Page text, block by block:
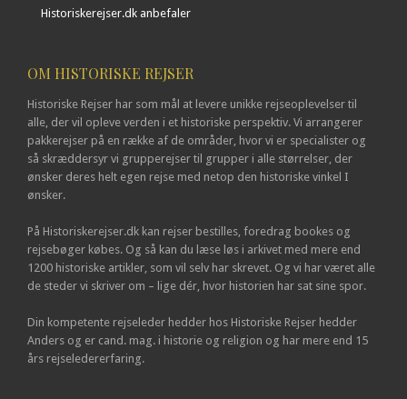
Historiskerejser.dk anbefaler
OM HISTORISKE REJSER
Historiske Rejser har som mål at levere unikke rejseoplevelser til
alle, der vil opleve verden i et historiske perspektiv. Vi arrangerer
pakkerejser på en række af de områder, hvor vi er specialister og
så skræddersyr vi grupperejser til grupper i alle størrelser, der
ønsker deres helt egen rejse med netop den historiske vinkel I
ønsker.
På Historiskerejser.dk kan rejser bestilles, foredrag bookes og
rejsebøger købes. Og så kan du læse løs i arkivet med mere end
1200 historiske artikler, som vil selv har skrevet. Og vi har været alle
de steder vi skriver om – lige dér, hvor historien har sat sine spor.
Din kompetente rejseleder hedder hos Historiske Rejser hedder
Anders og er cand. mag. i historie og religion og har mere end 15
års rejseledererfaring.